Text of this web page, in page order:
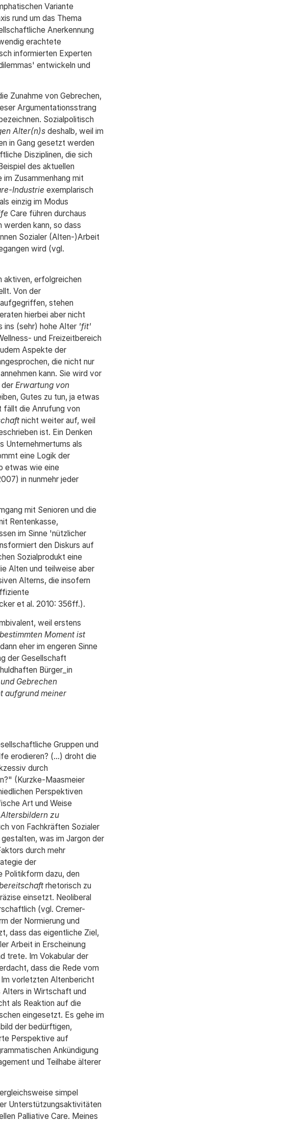
Variante
rund um das Thema
Anerkennung
erachtete
informierten Experten
entwickeln und
Zunahme von Gebrechen,
Argumentationsstrang
Sozialpolitisch
Alter(n)sdeshalb, weil im
in Gang gesetzt werden
Disziplinen, die sich
des aktuellen
Zusammenhang mit
Industrie exemplarisch
einzig im Modus
Care führen durchaus
kann, so dass
Sozialer (Alten-)Arbeit
wird (vgl.
aktiven, erfolgreichen
Von der
stehen
hierbei aber nicht
ins (sehr) hohe Alter 'fit'
und Freizeitbereich
Aspekte der
die nicht nur
kann. Sie wird vor
Erwartung von
Gutes zu tun, ja etwas
fällt die Anrufung von
nicht weiter auf, weil
ist. Ein Denken
Unternehmertums als
eine Logik der
etwas wie eine
in nunmehr jeder
mit Senioren und die
Rentenkasse,
im Sinne 'nützlicher
den Diskurs auf
Sozialprodukt eine
Alten und teilweise aber
Alterns, die insofern
et al. 2010: 356ff.).
weil erstens
Moment ist
eher im engeren Sinne
der Gesellschaft
Bürger_in
Gebrechen
aufgrund meiner
Gruppen und
erodieren? (...) droht die
durch
(Kurzke-Maasmeier
Perspektiven
Art und Weise
zu
von Fachkräften Sozialer
was im Jargon der
durch mehr
der
dazu, den
rhetorisch zu
einsetzt. Neoliberal
(vgl. Cremer-
der Normierung und
dass das eigentliche Ziel,
Arbeit in Erscheinung
trete. Im Vokabular der
dass die Rede vom
vorletzten Altenbericht
in Wirtschaft und
als Reaktion auf die
eingesetzt. Es gehe im
der bedürftigen,
Perspektive auf
Ankündigung
und Teilhabe älterer
simpel
Unterstützungsaktivitäten
Palliative Care. Meines